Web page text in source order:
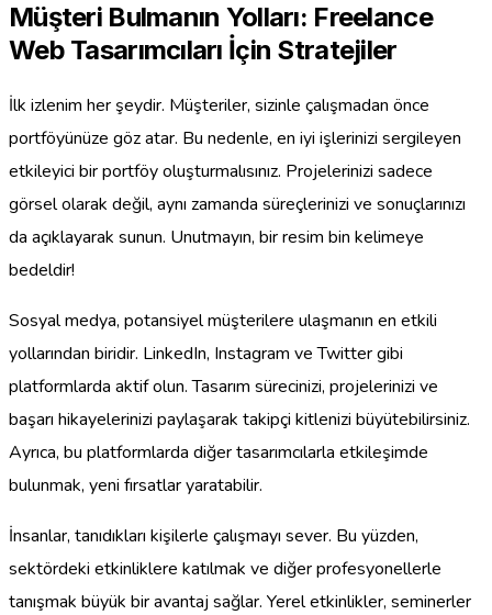
Müşteri Bulmanın Yolları: Freelance
Web Tasarımcıları İçin Stratejiler
İlk izlenim her şeydir. Müşteriler, sizinle çalışmadan önce
portföyünüze göz atar. Bu nedenle, en iyi işlerinizi sergileyen
etkileyici bir portföy oluşturmalısınız. Projelerinizi sadece
görsel olarak değil, aynı zamanda süreçlerinizi ve sonuçlarınızı
da açıklayarak sunun. Unutmayın, bir resim bin kelimeye
bedeldir!
Sosyal medya, potansiyel müşterilere ulaşmanın en etkili
yollarından biridir. LinkedIn, Instagram ve Twitter gibi
platformlarda aktif olun. Tasarım sürecinizi, projelerinizi ve
başarı hikayelerinizi paylaşarak takipçi kitlenizi büyütebilirsiniz.
Ayrıca, bu platformlarda diğer tasarımcılarla etkileşimde
bulunmak, yeni fırsatlar yaratabilir.
İnsanlar, tanıdıkları kişilerle çalışmayı sever. Bu yüzden,
sektördeki etkinliklere katılmak ve diğer profesyonellerle
tanışmak büyük bir avantaj sağlar. Yerel etkinlikler, seminerler